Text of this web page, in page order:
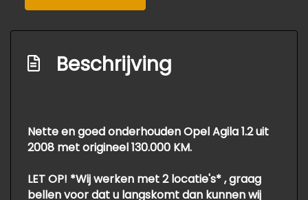
Passagiersairbag
Beschrijving
Nette en goed onderhouden Opel Agila 1.2 uit
2008 met origineel 130.000 KM.
LET OP! *Wij werken met 2 locatie's* , graag
bellen voor dat u langskomt dan kunnen wij